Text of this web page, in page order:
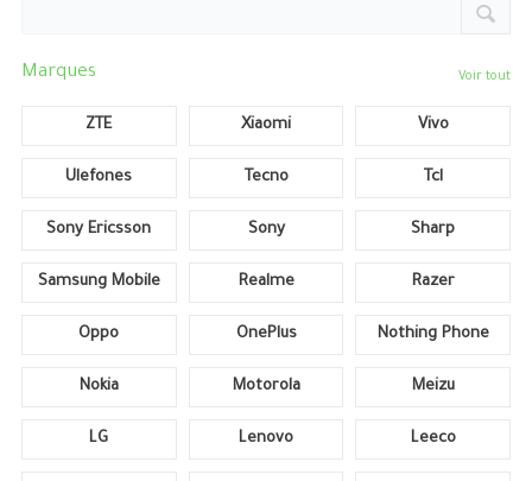
Marques Voir tout
ZTE Xiaomi Vivo
Ulefones Tecno Tcl
Sony Ericsson Sony Sharp
Samsung Mobile Realme Razer
Oppo OnePlus Nothing Phone
Nokia Motorola Meizu
LG Lenovo Leeco